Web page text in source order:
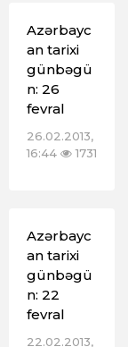
Azərbayc
an tarixi
günbəgü
n: 26
fevral
26.02.2013,
16:44
1731
Azərbayc
an tarixi
günbəgü
n: 22
fevral
22.02.2013,